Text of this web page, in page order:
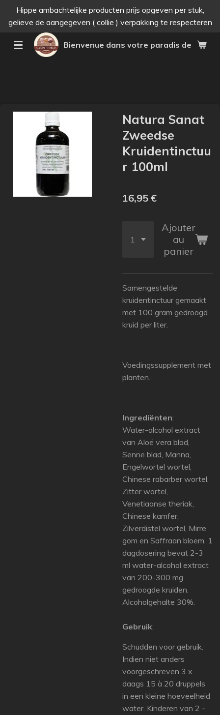
Passer
au
principal
Bienvenue dans votre paradis des
Hippe ambachtelijke producten prijs opgeven per stuk,
gelieve de aangegeven ( collie ) verpakking te respecteren
Natura Sanat
Zweedse
Kruidentinctuu
r 100ml
16,95 €
Ajouter
au
panier
Samengestelde
kruidentinctuur gemaakt
met 100 gram gedroogd
kruid per liter.
Voedingssupplement met
planten.
Ingrediënten:
Water-alcohol extract
van Aloë vera blad,
Senne blad, Manna,
Engelwortel wortel,
Chinese rabarber wortel,
Zitter wortel,
Venetiaanse theriak,
Chinese kamfer,
Zilverdistel wortel, Mirre
gom en Saffraan bloem. 1
dagdosering bevat 2-3
ml water-alcohol extract
van 200-300 mg
gedroogde kruiden.
Alcoholgehalte 30%.
Gebruik:
Schudden voor gebruik.
Indien niet anders
voorgeschreven 3 x
daags 15 à 20 druppels
in een kleine hoeveelheid
water. Kinderen van 2 -